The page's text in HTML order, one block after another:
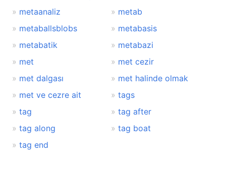
metaanaliz
metab
metaballsblobs
metabasis
metabatik
metabazi
met
met cezir
met dalgası
met halinde olmak
met ve cezre ait
tags
tag
tag after
tag along
tag boat
tag end